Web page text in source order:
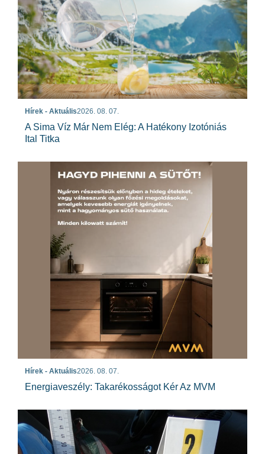
Hírek - Aktuális2026. 08. 07.
A Sima Víz Már Nem Elég: A Hatékony Izotóniás
Ital Titka
Hírek - Aktuális2026. 08. 07.
Energiaveszély: Takarékosságot Kér Az MVM